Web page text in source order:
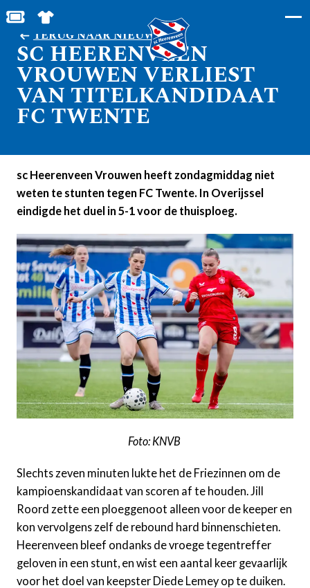
BESTEL JOUW TICKETS
SHOP IN DE FEANSTORE
TERUG NAAR NIEUWS
SC HEERENVEEN
VROUWEN VERLIEST
VAN TITELKANDIDAAT
FC TWENTE
sc Heerenveen Vrouwen heeft zondagmiddag niet
weten te stunten tegen FC Twente. In Overijssel
eindigde het duel in 5-1 voor de thuisploeg.
Foto: KNVB
Slechts zeven minuten lukte het de Friezinnen om de
kampioenskandidaat van scoren af te houden. Jill
Roord zette een ploeggenoot alleen voor de keeper en
kon vervolgens zelf de rebound hard binnenschieten.
Heerenveen bleef ondanks de vroege tegentreffer
geloven in een stunt, en wist een aantal keer gevaarlijk
voor het doel van keepster Diede Lemey op te duiken.